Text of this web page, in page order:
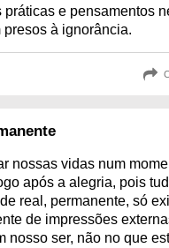
práticas e pensamentos
à ignorância.
nossas vidas num
após a alegria, pois
real, permanente, só
de impressões
nosso ser, não no que